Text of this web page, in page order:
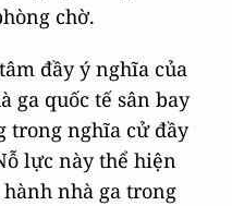
chờ.
đầy ý nghĩa của
ga quốc tế sân bay
trong nghĩa cử đầy
lực này thể hiện
nhà ga trong